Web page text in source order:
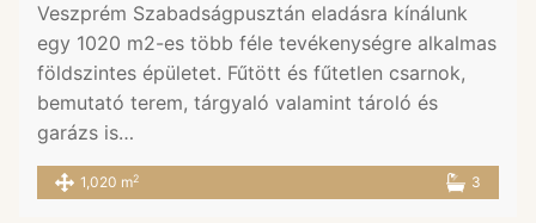
Veszprém Szabadságpusztán eladásra kínálunk
egy 1020 m2-es több féle tevékenységre alkalmas
földszintes épületet. Fűtött és fűtetlen csarnok,
bemutató terem, tárgyaló valamint tároló és
garázs is…
1,020 m2 3